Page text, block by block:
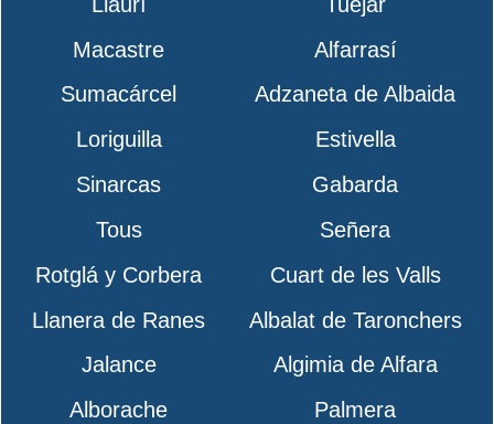
Macastre
Alfarrasí
Sumacárcel
Adzaneta de Albaida
Loriguilla
Estivella
Sinarcas
Gabarda
Tous
Señera
Rotglá y Corbera
Cuart de les Valls
Llanera de Ranes
Albalat de Taronchers
Jalance
Algimia de Alfara
Alborache
Palmera